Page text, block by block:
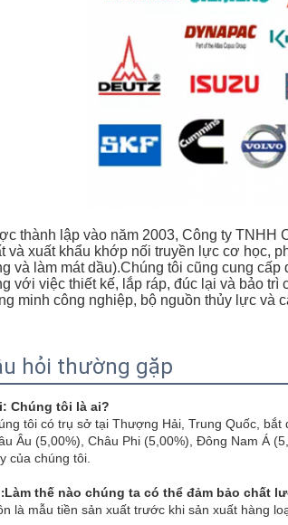
thành lập vào năm 2003, Công ty TNHH
và xuất khẩu khớp nối truyền lực cơ học,
và làm mát dầu).Chúng tôi cũng cung
với việc thiết kế, lắp ráp, đúc lại và bảo
minh công nghiệp, bộ nguồn thủy lực và
hỏi thường gặp
Chúng tôi là ai?
tôi có trụ sở tại Thượng Hải, Trung Quốc,
Âu (5,00%), Châu Phi (5,00%), Đông Nam Á
của chúng tôi.
Làm thế nào chúng ta có thể đảm bảo chất
là mẫu tiền sản xuất trước khi sản xuất hàng